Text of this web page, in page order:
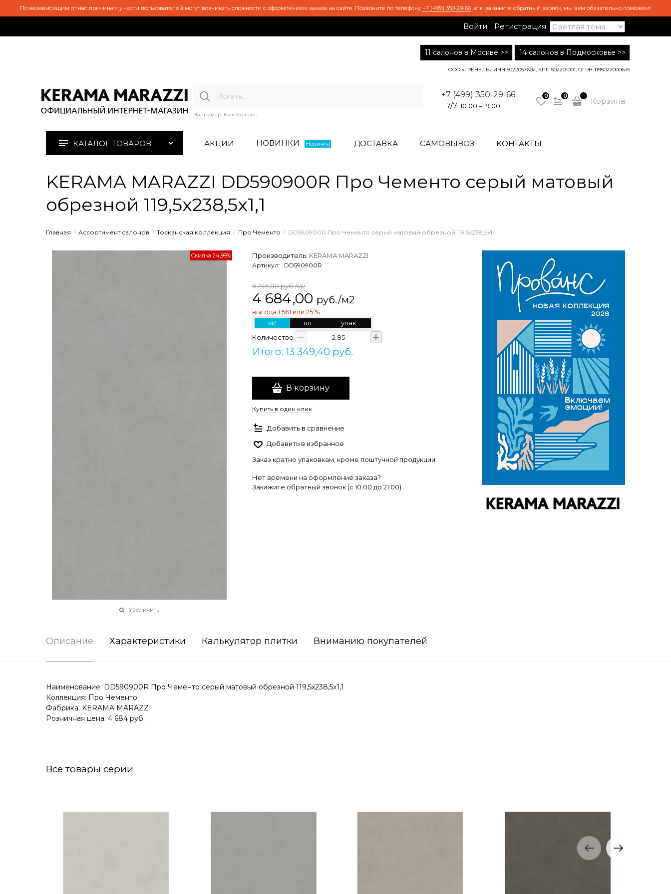
По независящим от нас причинам у части пользователей могут возникать сложности с оформлением заказа на сайте. Позвоните по телефону +7 (499) 350-29-66 или закажите обратный звонок, мы вам обязательно поможем!
Войти Регистрация
11 салонов в Москве >> 14 салонов в Подмосковье >>
ООО «ГРЕНЕЛЬ» ИНН 5022057602, КПП 502201001, ОГРН 1195022000645
Например: Калейдоскоп
+7 (499) 350-29-66
7/7 10:00 – 19:00
0 0
Корзина
КАТАЛОГ ТОВАРОВ АКЦИИ НОВИНКИ Новинка ДОСТАВКА САМОВЫВОЗ КОНТАКТЫ
KERAMA MARAZZI DD590900R Про Чементо серый матовый
обрезной 119,5x238,5x1,1
Главная Ассортимент салонов Тосканская коллекция Про Чементо DD590900R Про Чементо серый матовый обрезной 119,5x238,5x1,1
Скидка 24,99%
Увеличить
Производитель: KERAMA MARAZZI
Артикул: DD590900R
6 245,00руб./м2
4 684,00 руб./м2
выгода1 561 или 25 %
м2
шт.
упак.
Количество
Итого: 13 349,40 руб.
В корзину
Купить в один клик
Добавить в сравнение
Добавить в избранное
Заказ кратно упаковкам, кроме поштучной продукции.
Нет времени на оформление заказа?
Закажите обратный звонок (c 10:00 до 21:00)
Описание Характеристики Калькулятор плитки Вниманию покупателей
Наименование: DD590900R Про Чементо серый матовый обрезной 119,5x238,5x1,1
Коллекция: Про Чементо
Фабрика: KERAMA MARAZZI
Розничная цена: 4 684 руб.
Все товары серии